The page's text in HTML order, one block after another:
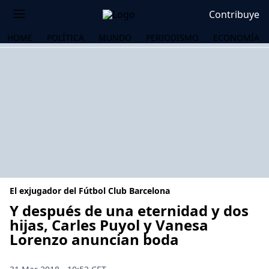
Contribuye
HOME POLÍTICA MUNDO PERIODISMO ECONOMÍA
El exjugador del Fútbol Club Barcelona
Y después de una eternidad y dos
hijas, Carles Puyol y Vanesa
Lorenzo anuncian boda